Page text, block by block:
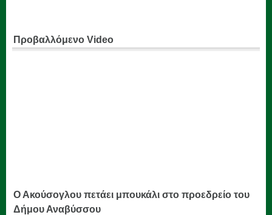
Προβαλλόμενο Video
Ο Ακούσογλου πετάει μπουκάλι στο προεδρείο του
Δήμου Αναβύσσου